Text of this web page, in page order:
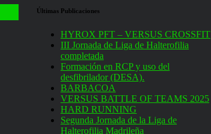
Últimas Publicaciones
HYROX PFT – VERSUS CROSSFIT
III Jornada de Liga de Halterofilia
completada
Formación en RCP y uso del
desfibrilador (DESA).
BARBACOA
VERSUS BATTLE OF TEAMS 2025
HARD RUNNING
Segunda Jornada de la Liga de
Halterofilia Madrileña